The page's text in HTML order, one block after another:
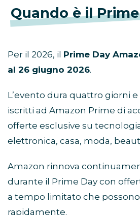
Quando è il
Per il 2026, il Prime Day
al 26 giugno 2026.
L’evento dura quattro giorni
iscritti ad Amazon Prime di
offerte esclusive su
elettronica, casa, moda,
Amazon rinnova
durante il Prime Day con
a tempo limitato che
rapidamente.